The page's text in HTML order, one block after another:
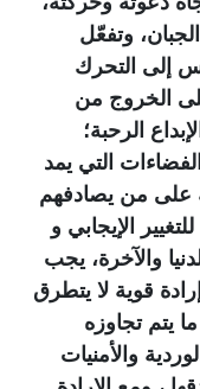
وتفعّل
إلى التحرك
على الخروج من
الرحبة؛
التي يمد
على من يصادفهم
الإيجابي و
والآخرة، يجب
قوية لا يتطرق
يتم تجاوزه
والأمنيات